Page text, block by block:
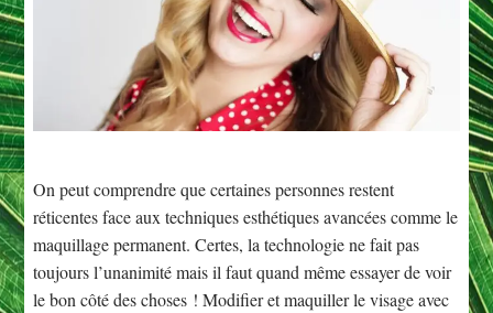
On peut comprendre que certaines personnes restent
réticentes face aux techniques esthétiques avancées comme le
maquillage permanent. Certes, la technologie ne fait pas
toujours l’unanimité mais il faut quand même essayer de voir
le bon côté des choses ! Modifier et maquiller le visage avec